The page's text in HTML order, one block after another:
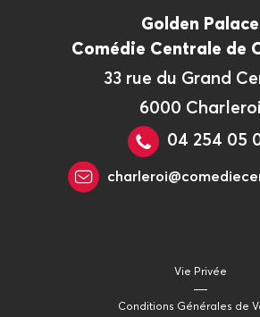
Golden Palace
Comédie Centrale de
33 rue du Grand
6000 Charleroi
04 254 05
Vie Privée
Conditions Générales de